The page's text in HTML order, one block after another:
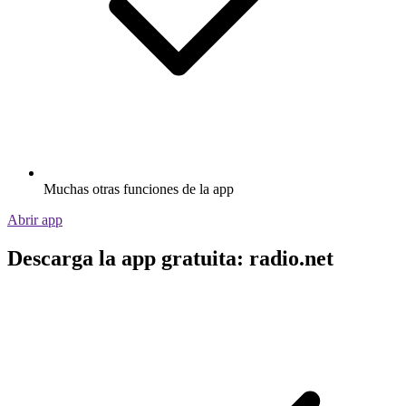
Muchas otras funciones de la app
Abrir app
Descarga la app gratuita: radio.net